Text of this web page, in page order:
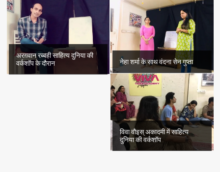
अरग़वान रब्बही साहित्य दुनिया की
वर्कशॉप के दौरान
नेहा शर्मा के साथ वंदना सेन गुप्ता
विवा वौइस् अकादमी में साहित्य
दुनिया की वर्कशॉप